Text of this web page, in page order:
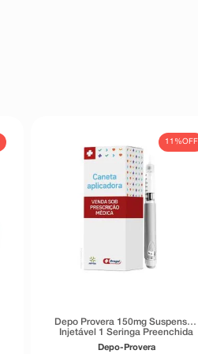
11%OFF
Depo Provera 150mg Suspensão
Injetável 1 Seringa Preenchida
1ml
Depo-Provera